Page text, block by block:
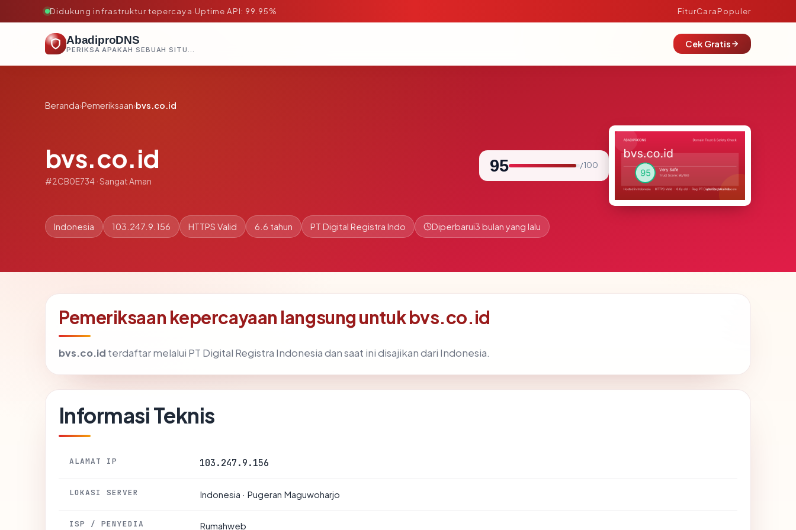
Didukung infrastruktur tepercaya·Uptime API: 99.95% FiturCaraPopuler
AbadiproDNS
PERIKSA APAKAH SEBUAH SITUS AMAN, TEPERCAYA, DAN TERVERIFIKASI DALAM HITUNGAN DETIK.
Cek Gratis
Beranda›Pemeriksaan›bvs.co.id
bvs.co.id
#2CB0E734 · Sangat Aman
95 / 100
Indonesia 103.247.9.156 HTTPS Valid 6.6 tahun PT Digital Registra Indo Diperbarui3 bulan yang lalu
Pemeriksaan kepercayaan langsung untuk bvs.co.id
bvs.co.id terdaftar melalui PT Digital Registra Indonesia dan saat ini disajikan dari Indonesia.
Informasi Teknis
ALAMAT IP 103.247.9.156
LOKASI SERVER Indonesia · Pugeran Maguwoharjo
ISP / PENYEDIA Rumahweb